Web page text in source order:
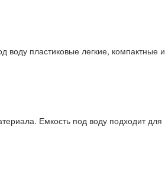
воду пластиковые легкие, компактные и
Емкость под воду подходит для